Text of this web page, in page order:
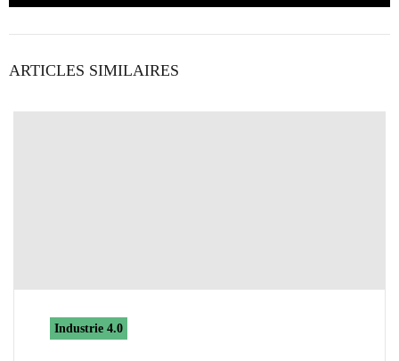
ARTICLES SIMILAIRES
Industrie 4.0